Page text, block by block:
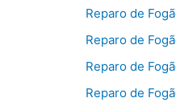
Reparo de
Reparo de
Reparo de
Reparo de